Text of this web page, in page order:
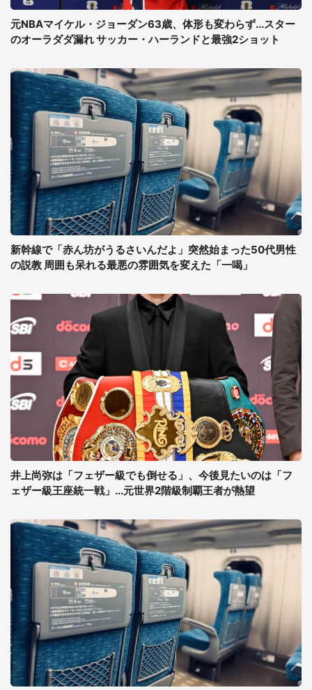
元NBAマイケル・ジョーダン63歳、体形も変わらず...スター
のオーラダダ漏れ サッカー・ハーランドと最強2ショット
新幹線で「赤ん坊がうるさいんだよ」突然始まった50代男性
の説教 周囲も呆れる最悪の雰囲気を変えた「一喝」
井上尚弥は「フェザー級でも倒せる」、今後見たいのは「フ
ェザー級王座統一戦」...元世界2階級制覇王者が熱望